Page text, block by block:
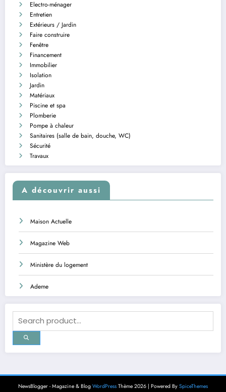
Electro-ménager
Entretien
Extérieurs / Jardin
Faire construire
Fenêtre
Financement
Immobilier
Isolation
Jardin
Matériaux
Piscine et spa
Plomberie
Pompe à chaleur
Sanitaires (salle de bain, douche, WC)
Sécurité
Travaux
A découvrir aussi
Maison Actuelle
Magazine Web
Ministère du logement
Ademe
NewsBlogger - Magazine & Blog WordPress Thème 2026 | Powered By SpiceThemes